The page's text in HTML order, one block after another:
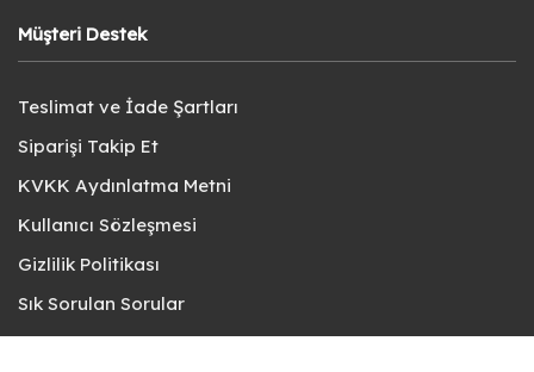
Müşteri Destek
Teslimat ve İade Şartları
Siparişi Takip Et
KVKK Aydınlatma Metni
Kullanıcı Sözleşmesi
Gizlilik Politikası
Sık Sorulan Sorular
Bize Ulaşın